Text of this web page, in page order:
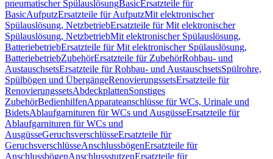
pneumatischer SpülauslösungBasicErsatzteile für
BasicAufputzErsatzteile für AufputzMit elektronischer
Spülauslösung, NetzbetriebErsatzteile für Mit elektronischer
Spülauslösung, NetzbetriebMit elektronischer Spülauslösung,
BatteriebetriebErsatzteile für Mit elektronischer Spülauslösung,
BatteriebetriebZubehörErsatzteile für ZubehörRohbau- und
AustauschsetsErsatzteile für Rohbau- und AustauschsetsSpülrohre,
Spülbögen und ÜbergängeRenovierungssetsErsatzteile für
RenovierungssetsAbdeckplattenSonstiges
ZubehörBedienhilfenApparateanschlüsse für WCs, Urinale und
BidetsAblaufgarnituren für WCs und AusgüsseErsatzteile für
Ablaufgarnituren für WCs und
AusgüsseGeruchsverschlüsseErsatzteile für
GeruchsverschlüsseAnschlussbögenErsatzteile für
AnschlussbögenAnschlussstutzenErsatzteile für